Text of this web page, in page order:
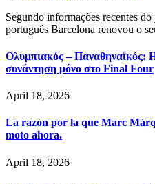
Segundo informações recentes
português Barcelona renovou o
Ολυμπιακός – Παναθηναϊκός:
συνάντηση μόνο στο Final Four
April 18, 2026
La razón por la que Marc
moto ahora.
April 18, 2026